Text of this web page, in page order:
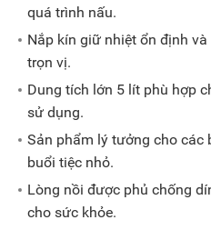
quá trình nấu.
Nắp kín giữ nhiệt ổn định
trọn vị.
Dung tích lớn 5 lít phù hợp
sử dụng.
Sản phẩm lý tưởng cho các
buổi tiệc nhỏ.
Lòng nồi được phủ chống
cho sức khỏe.